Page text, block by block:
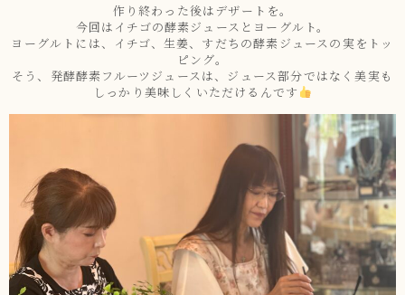
作り終わった後はデザートを。
今回はイチゴの酵素ジュースとヨーグルト。
ヨーグルトには、イチゴ、生姜、すだちの酵素ジュースの実をトッ
ピング。
そう、発酵酵素フルーツジュースは、ジュース部分ではなく美実も
しっかり美味しくいただけるんです